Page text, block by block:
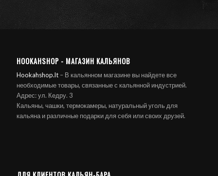
HOOKAHSHOP - МАГАЗИН КАЛЬЯНОВ
Hookahshop.lt– В кальянном магазине вы найдете все
необходимые товары, связанные с кальянной индустрией.
Адрес: ул. Кедру. 3
Кальяны, чашки, термокамеры, натуральный уголь для
кальяна и различные подарки для себя или своих друзей.